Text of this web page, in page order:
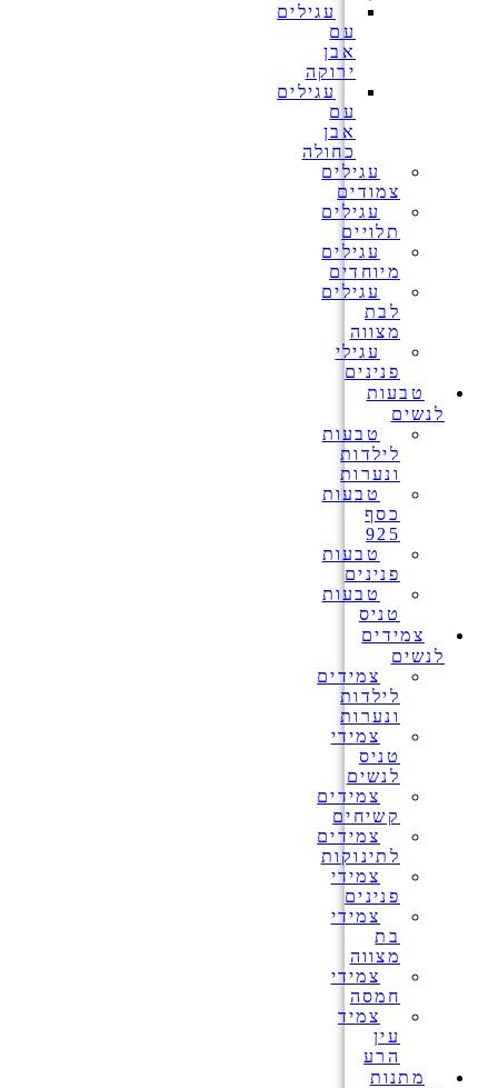
עגילים
עם
אבן
ירוקה
עגילים
עם
אבן
כחולה
עגילים
צמודים
עגילים
תלויים
עגילים
מיוחדים
עגילים
לבת
מצווה
עגילי
פנינים
טבעות
לנשים
טבעות
לילדות
ונערות
טבעות
כסף
925
טבעות
פנינים
טבעות
טניס
צמידים
לנשים
צמידים
לילדות
ונערות
צמידי
טניס
לנשים
צמידים
קשיחים
צמידים
לתינוקות
צמידי
פנינים
צמידי
בת
מצווה
צמידי
חמסה
צמיד
עין
הרע
מתנות